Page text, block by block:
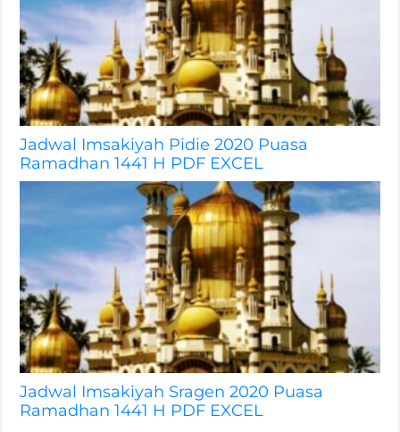
Jadwal Imsakiyah Pidie 2020 Puasa
Ramadhan 1441 H PDF EXCEL
Jadwal Imsakiyah Sragen 2020 Puasa
Ramadhan 1441 H PDF EXCEL